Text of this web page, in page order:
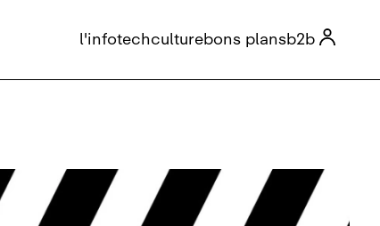

l'infotechculturebons plansb2b